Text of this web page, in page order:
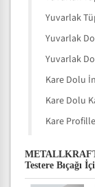
Yuvarlak
Yuvarlak
Yuvarlak
Kare Dolu
Kare Dolu
Kare
Testere Bıçağı